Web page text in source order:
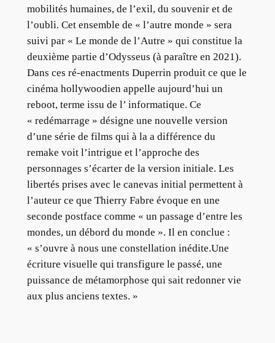
mobilités humaines, de l’exil, du souvenir et de
l’oubli. Cet ensemble de « l’autre monde » sera
suivi par « Le monde de l’Autre » qui constitue la
deuxième partie d’Odysseus (à paraître en 2021).
Dans ces ré-enactments Duperrin produit ce que le
cinéma hollywoodien appelle aujourd’hui un
reboot, terme issu de l’ informatique. Ce
« redémarrage » désigne une nouvelle version
d’une série de films qui à la a différence du
remake voit l’intrigue et l’approche des
personnages s’écarter de la version initiale. Les
libertés prises avec le canevas initial permettent à
l’auteur ce que Thierry Fabre évoque en une
seconde postface comme « un passage d’entre les
mondes, un débord du monde ». Il en conclue :
« s’ouvre à nous une constellation inédite.Une
écriture visuelle qui transfigure le passé, une
puissance de métamorphose qui sait redonner vie
aux plus anciens textes. »